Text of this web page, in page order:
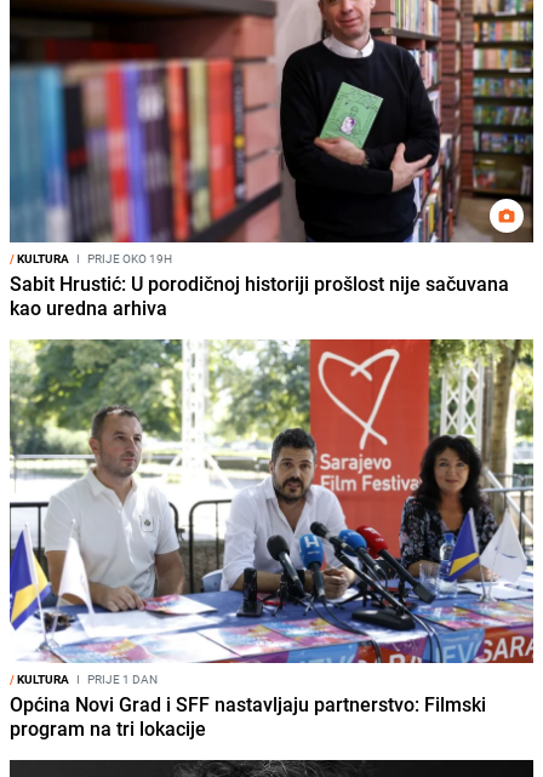
/KULTURA I PRIJE OKO 19H
Sabit Hrustić: U porodičnoj historiji prošlost nije sačuvana
kao uredna arhiva
/KULTURA I PRIJE 1 DAN
Općina Novi Grad i SFF nastavljaju partnerstvo: Filmski
program na tri lokacije